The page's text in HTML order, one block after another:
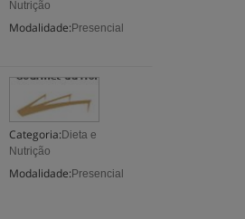
Nutrição
Modalidade: Presencial
Categoria: Dieta e
Nutrição
Modalidade: Presencial